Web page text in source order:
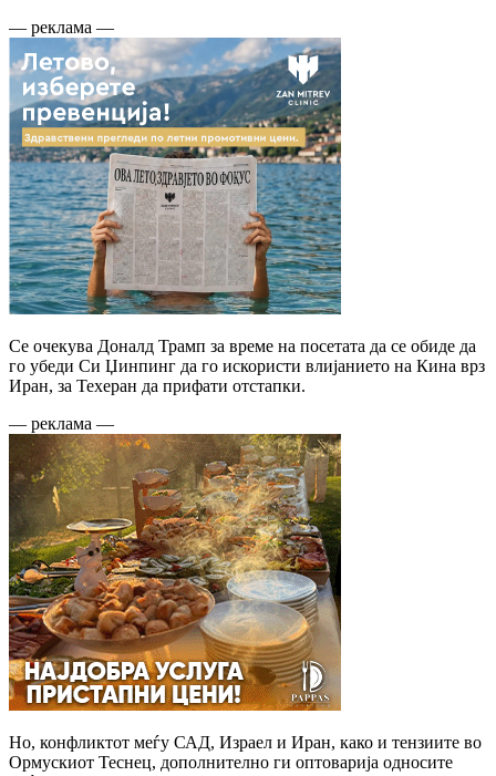
— реклама —
Се очекува Доналд Трамп за време на посетата да се обиде да
го убеди Си Џинпинг да го искористи влијанието на Кина врз
Иран, за Техеран да прифати отстапки.
— реклама —
Но, конфликтот меѓу САД, Израел и Иран, како и тензиите во
Ормускиот Теснец, дополнително ги оптоварија односите